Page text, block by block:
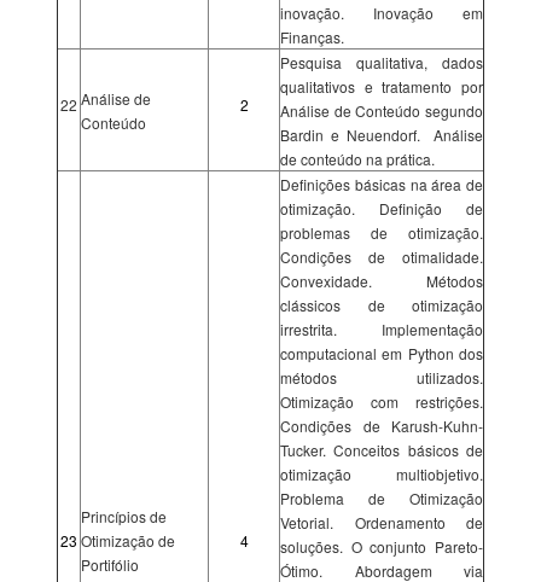
inovação. Inovação em
Finanças.
22 Análise de
Conteúdo
2
Pesquisa qualitativa, dados
qualitativos e tratamento por
Análise de Conteúdo segundo
Bardin e Neuendorf. Análise
de conteúdo na prática.
23
Princípios de
Otimização de
Portifólio
4
Definições básicas na área de
otimização. Definição de
problemas de otimização.
Condições de otimalidade.
Convexidade. Métodos
clássicos de otimização
irrestrita. Implementação
computacional em Python dos
métodos utilizados.
Otimização com restrições.
Condições de Karush-Kuhn-
Tucker. Conceitos básicos de
otimização multiobjetivo.
Problema de Otimização
Vetorial. Ordenamento de
soluções. O conjunto Pareto-
Ótimo. Abordagem via